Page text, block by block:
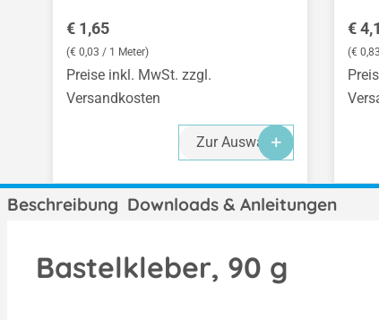
Regulärer Preis:
€ 1,65
(€ 0,03 / 1 Meter)
Preise inkl. MwSt. zzgl.
Versandkosten
Zur Auswahl
€
(€
Beschreibung Downloads & Anleitungen
Bastelkleber, 90 g